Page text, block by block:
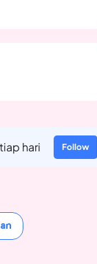
hari Follow